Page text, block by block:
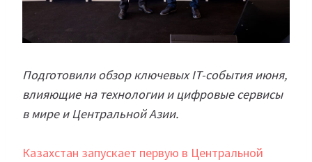
Подготовили обзор ключевых IT-события июня,
влияющие на технологии и цифровые сервисы
в мире и Центральной Азии.
Казахстан запускает первую в Центральной